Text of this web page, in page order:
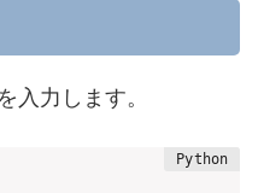
入力します。